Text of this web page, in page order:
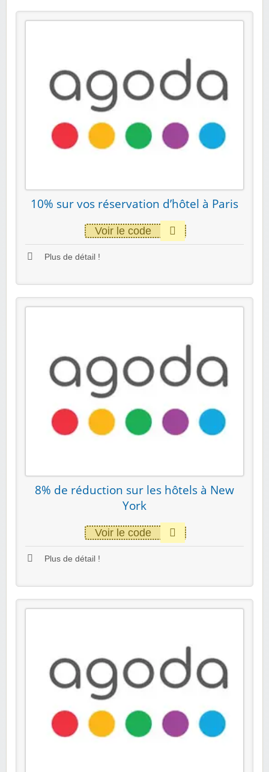
10% sur vos réservation d’hôtel à Paris
Voir le code
Plus de détail !
8% de réduction sur les hôtels à New
York
Voir le code
Plus de détail !